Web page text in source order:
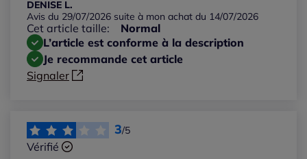
DENISE L.
Avis du 29/07/2026 suite à mon achat du 14/07/2026
Cet article taille:
Normal
L’article est conforme à la description
Je recommande cet article
Signaler
3/5
Vérifié